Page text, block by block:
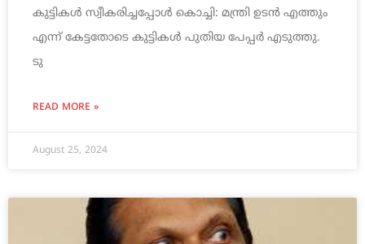
കുട്ടികൾ സ്വീകരിച്ചപ്പോൾ കൊച്ചി: മന്ത്രി ഉടൻ എത്തും
എന്ന് കേട്ടതോടെ കുട്ടികൾ പുതിയ പേപ്പർ എടുത്തു.
ടു
READ MORE »
August 25, 2024